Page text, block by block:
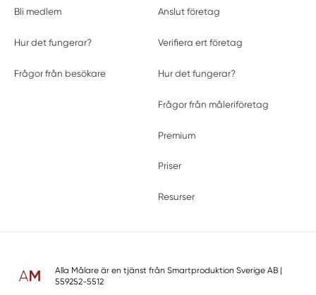
Bli medlem
Hur det fungerar?
Frågor från besökare
Anslut företag
Verifiera ert företag
Hur det fungerar?
Frågor från måleriföretag
Premium
Priser
Resurser
Alla Målare är en tjänst från Smartproduktion Sverige AB|
559252-5512